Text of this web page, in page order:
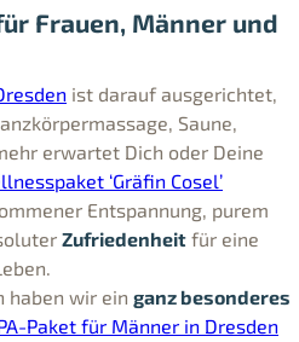
Frauen, Männer und
ist darauf ausgerichtet,
Saune,
erwartet Dich oder Deine
‘Gräfin Cosel’
Entspannung, purem
Zufriedenheit für eine
haben wir ein ganz besonderes
Paket für Männer in Dresden